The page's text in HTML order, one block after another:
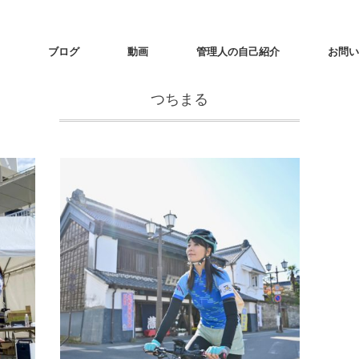
ブログ 動画 管理人の自己紹介 お問
つちまる